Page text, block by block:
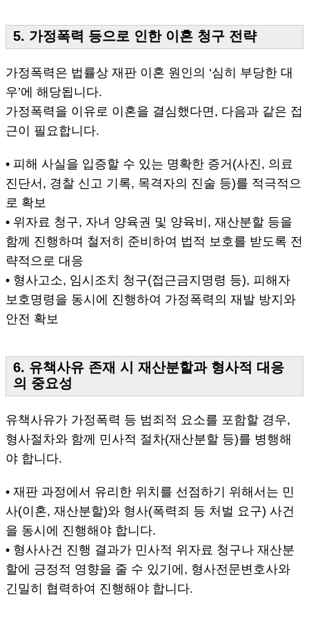
5. 가정폭력 등으로 인한 이혼 청구 전략
가정폭력은 법률상 재판 이혼 원인의 ‘심히 부당한 대
우’에 해당됩니다.
가정폭력을 이유로 이혼을 결심했다면, 다음과 같은 접
근이 필요합니다.
• 피해 사실을 입증할 수 있는 명확한 증거(사진, 의료
진단서, 경찰 신고 기록, 목격자의 진술 등)를 적극적으
로 확보
• 위자료 청구, 자녀 양육권 및 양육비, 재산분할 등을
함께 진행하며 철저히 준비하여 법적 보호를 받도록 전
략적으로 대응
• 형사고소, 임시조치 청구(접근금지명령 등), 피해자
보호명령을 동시에 진행하여 가정폭력의 재발 방지와
안전 확보
6. 유책사유 존재 시 재산분할과 형사적 대응
의 중요성
유책사유가 가정폭력 등 범죄적 요소를 포함할 경우,
형사절차와 함께 민사적 절차(재산분할 등)를 병행해
야 합니다.
• 재판 과정에서 유리한 위치를 선점하기 위해서는 민
사(이혼, 재산분할)와 형사(폭력죄 등 처벌 요구) 사건
을 동시에 진행해야 합니다.
• 형사사건 진행 결과가 민사적 위자료 청구나 재산분
할에 긍정적 영향을 줄 수 있기에, 형사전문변호사와
긴밀히 협력하여 진행해야 합니다.